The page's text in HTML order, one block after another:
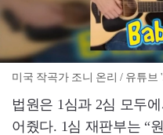
미국 작곡가 조니 온리 / 유튜브
법원은 1심과 2심 모두
어줬다. 1심 재판부는 “